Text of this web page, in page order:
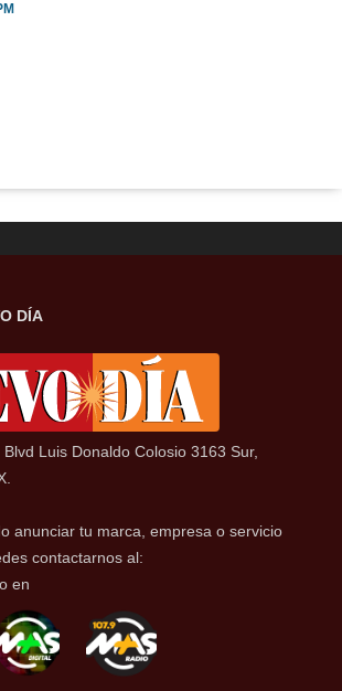
DÍA
Luis Donaldo Colosio 3163 Sur,
anunciar tu marca, empresa o servicio
contactarnos al:
en